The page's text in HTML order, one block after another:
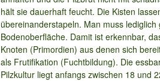
hält sie dauerhaft feucht. Die Kisten
übereinanderstapeln. Man muss
Bodenoberfläche. Damit ist erkennbar,
Knoten (Primordien) aus denen sich
als Frutifikation (Fuchtbildung). Die
Pilzkultur liegt anfangs zwischen 18 und